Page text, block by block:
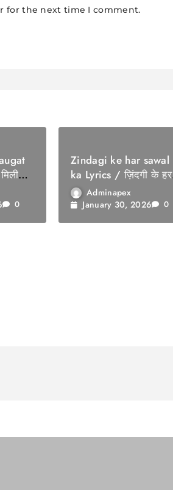
for the next time I comment.
0
Zindagi ke har sawal
ka Lyrics / ज़िंदगी के हर
सवाल का
Adminapex
January 30, 2026
0